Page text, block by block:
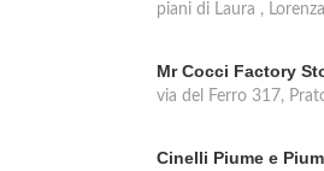
piani di Laura ,
Mr Cocci Factory
via del Ferro 317,
Cinelli Piume e